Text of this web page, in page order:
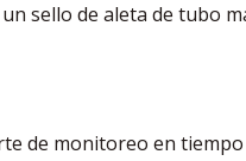
sello de aleta de tubo
de monitoreo en tiempo